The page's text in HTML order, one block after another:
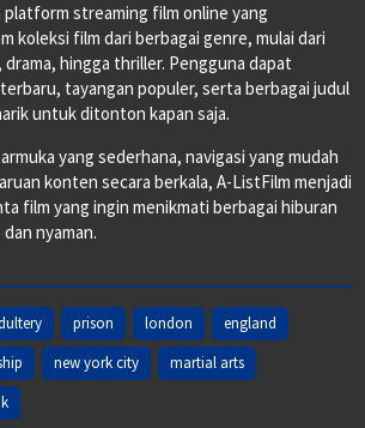
platform streaming film online yang
koleksi film dari berbagai genre, mulai dari
hingga thriller. Pengguna dapat
tayangan populer, serta berbagai judul
untuk ditonton kapan saja.
yang sederhana, navigasi yang mudah
konten secara berkala, A-ListFilm menjadi
film yang ingin menikmati berbagai hiburan
nyaman.
prison london
england
new york city
martial arts